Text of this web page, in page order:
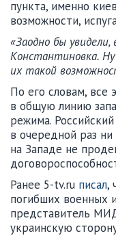
пункта, именно
возможности,
«Заодно бы
Константиновка.
их такой
По его словам, все
в общую линию
режима.
в очередной раз ни
на Западе не
Ранее 5-tv.ru писал,
погибших военных
представитель
украинскую